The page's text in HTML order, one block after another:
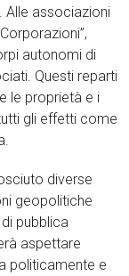
Alle associazioni
autonomi di
Questi reparti
le proprietà e i
gli effetti come
diverse
geopolitiche
pubblica
aspettare
politicamente e